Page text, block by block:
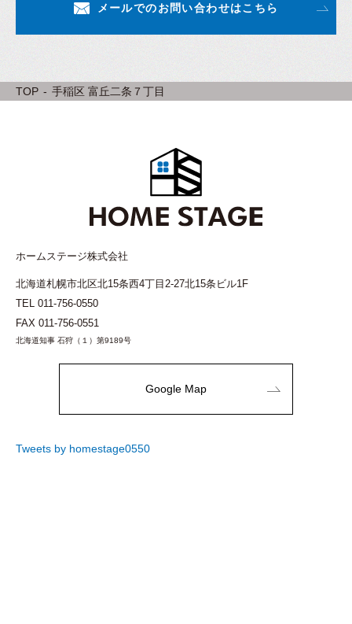
メールでのお問い合わせはこちら
TOP 手稲区 富丘二条７丁目
ホームステージ株式会社
北海道札幌市北区北15条西4丁目2-27北15条ビル1F
TEL 011-756-0550
FAX 011-756-0551
北海道知事 石狩（１）第9189号
Google Map
Tweets by homestage0550